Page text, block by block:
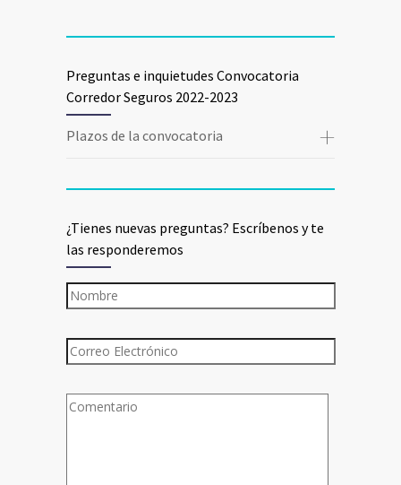
Preguntas e inquietudes Convocatoria
Corredor Seguros 2022-2023
Plazos de la convocatoria
¿Tienes nuevas preguntas? Escríbenos y te
las responderemos